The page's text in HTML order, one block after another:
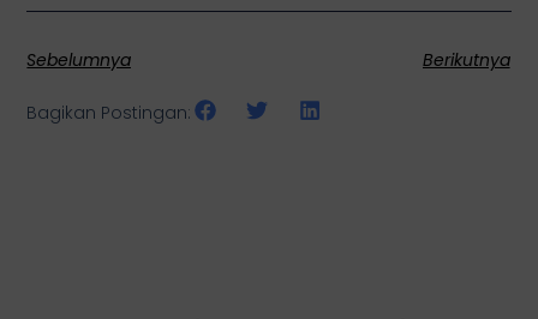
Sebelumnya Berikutnya
Bagikan Postingan: